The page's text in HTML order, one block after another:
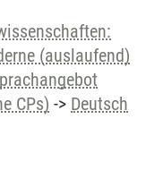
(auslaufend)
CPs) -> Deutsch